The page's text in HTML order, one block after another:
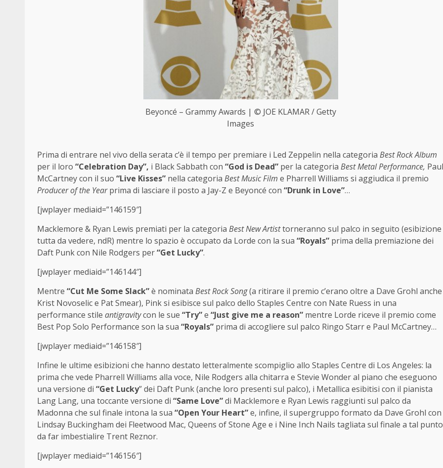
Beyoncé – Grammy Awards | © JOE KLAMAR / Getty
Images
Prima di entrare nel vivo della serata c’è il tempo per premiare i Led Zeppelin nella categoria Best Rock Album
per il loro “Celebration Day”, i Black Sabbath con “God is Dead” per la categoria Best Metal Performance, Paul
McCartney con il suo “Live Kisses” nella categoria Best Music Film e Pharrell Williams si aggiudica il premio
Producer of the Yearprima di lasciare il posto a Jay-Z e Beyoncé con “Drunk in Love”…
[jwplayer mediaid=”146159″]
Macklemore & Ryan Lewis premiati per la categoria Best New Artisttorneranno sul palco in seguito (esibizione
tutta da vedere, ndR) mentre lo spazio è occupato da Lorde con la sua “Royals” prima della premiazione dei
Daft Punk con Nile Rodgers per“Get Lucky”.
[jwplayer mediaid=”146144″]
Mentre “Cut Me Some Slack”è nominata Best Rock Song(a ritirare il premio c’erano oltre a Dave Grohl anche
Krist Novoselic e Pat Smear), Pink si esibisce sul palco dello Staples Centre con Nate Ruess in una
performance stile antigravitycon le sue “Try”e “Just give me a reason” mentre Lorde riceve il premio come
Best Pop Solo Performance son la sua “Royals” prima di accogliere sul palco Ringo Starr e Paul McCartney…
[jwplayer mediaid=”146158″]
Infine le ultime esibizioni che hanno destato letteralmente scompiglio allo Staples Centre di Los Angeles: la
prima che vede Pharrell Williams alla voce, Nile Rodgers alla chitarra e Stevie Wonder al piano che eseguono
una versione di “Get Lucky” dei Daft Punk (anche loro presenti sul palco), i Metallica esibitisi con il pianista
Lang Lang, una toccante versione di “Same Love”di Macklemore e Ryan Lewis raggiunti sul palco da
Madonna che sul finale intona la sua “Open Your Heart”e, infine, il supergruppo formato da Dave Grohl con
Lindsay Buckingham dei Fleetwood Mac, Queens of Stone Age e i Nine Inch Nails tagliata sul finale a tal punto
da far imbestialire Trent Reznor.
[jwplayer mediaid=”146156″]